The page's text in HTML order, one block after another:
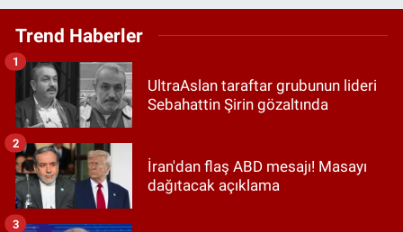
Trend Haberler
UltraAslan taraftar grubunun lideri
Sebahattin Şirin gözaltında
1
İran'dan flaş ABD mesajı! Masayı
dağıtacak açıklama
2
3